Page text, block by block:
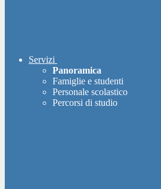
Servizi
Panoramica
Famiglie e studenti
Personale scolastico
Percorsi di studio